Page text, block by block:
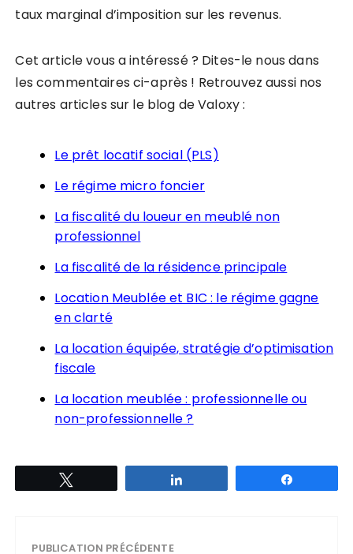
taux marginal d’imposition sur les revenus.
Cet article vous a intéressé ? Dites-le nous dans
les commentaires ci-après ! Retrouvez aussi nos
autres articles sur le blog de Valoxy :
Le prêt locatif social (PLS)
Le régime micro foncier
La fiscalité du loueur en meublé non
professionnel
La fiscalité de la résidence principale
Location Meublée et BIC : le régime gagne
en clarté
La location équipée, stratégie d’optimisation
fiscale
La location meublée : professionnelle ou
non-professionnelle ?
PUBLICATION PRÉCÉDENTE